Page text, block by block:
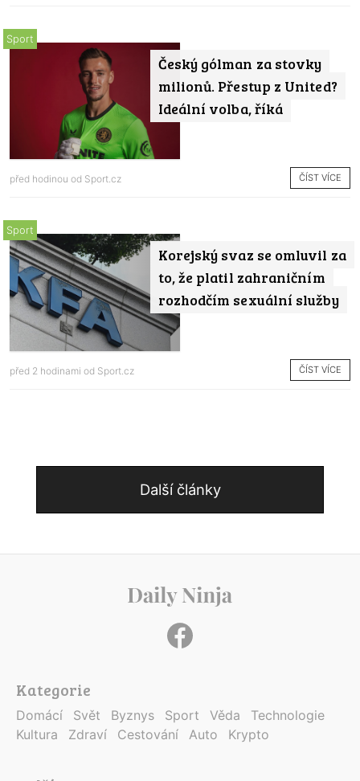
Český gólman za stovky
milionů. Přestup z United?
Ideální volba, říká
Sport
před hodinou od Sport.cz ČÍST VÍCE
Korejský svaz se omluvil za
to, že platil zahraničním
rozhodčím sexuální služby
Sport
před 2 hodinami od Sport.cz ČÍST VÍCE
Další články
Kategorie
Domácí Svět Byznys Sport Věda
Technologie
Kultura
Zdraví Cestování Auto Krypto